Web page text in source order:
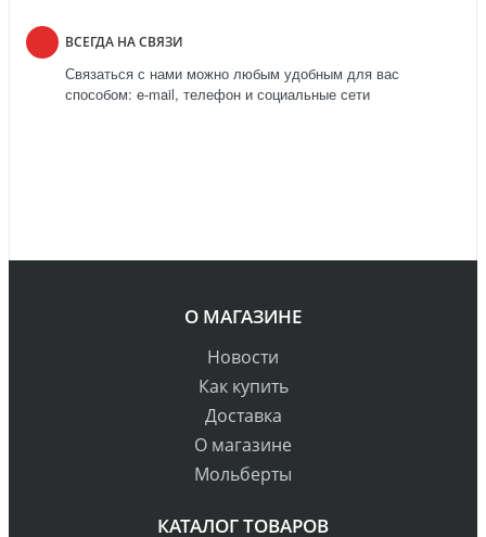
ВСЕГДА НА СВЯЗИ
Связаться с нами можно любым удобным для вас
способом: e-mail, телефон и социальные сети
О МАГАЗИНЕ
Новости
Как купить
Доставка
О магазине
Мольберты
КАТАЛОГ ТОВАРОВ